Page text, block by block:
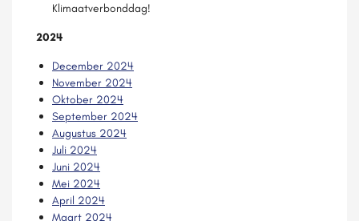
Klimaatverbonddag!
2024
December 2024
November 2024
Oktober 2024
September 2024
Augustus 2024
Juli 2024
Juni 2024
Mei 2024
April 2024
Maart 2024